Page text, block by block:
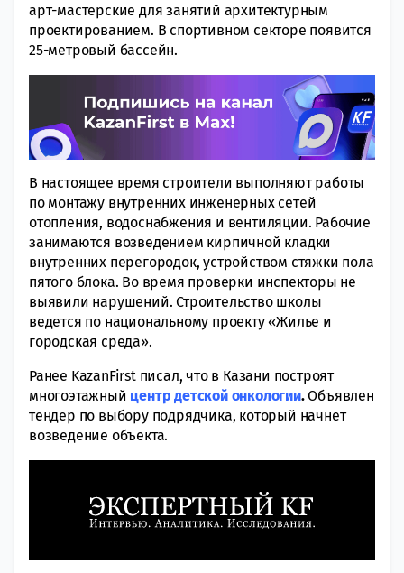
арт-мастерские для занятий архитектурным
проектированием. В спортивном секторе появится
25-метровый бассейн.
В настоящее время строители выполняют работы
по монтажу внутренних инженерных сетей
отопления, водоснабжения и вентиляции. Рабочие
занимаются возведением кирпичной кладки
внутренних перегородок, устройством стяжки пола
пятого блока. Во время проверки инспекторы не
выявили нарушений. Строительство школы
ведется по национальному проекту «Жилье и
городская среда».
Ранее KazanFirst писал, что в Казани построят
многоэтажный центр детской онкологии.Объявлен
тендер по выбору подрядчика, который начнет
возведение объекта.